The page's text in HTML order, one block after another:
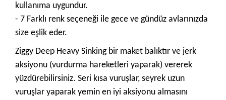
kullanıma uygundur.
- 7 Farklı renk seçeneği ile gece ve gündüz avlarınızda
size eşlik eder.
Ziggy Deep Heavy Sinking bir maket balıktır ve jerk
aksiyonu (vurdurma hareketleri yaparak) vererek
yüzdürebilirsiniz. Seri kısa vuruşlar, seyrek uzun
vuruşlar yaparak yemin en iyi aksiyonu almasını